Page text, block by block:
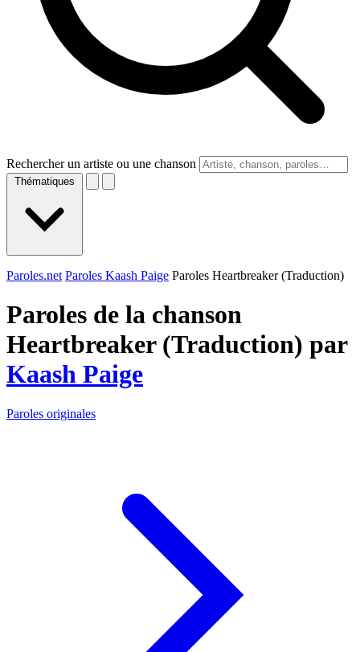
Rechercher un artiste ou une chanson
Thématiques
Paroles.net Paroles Kaash Paige Paroles Heartbreaker (Traduction)
Paroles de la chanson
Heartbreaker (Traduction) par
Kaash Paige
Paroles originales